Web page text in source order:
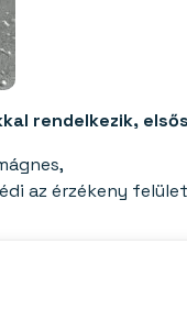
rendelkezik,
az érzékeny
mágnest kap,
az esztétika